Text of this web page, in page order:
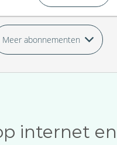
Meer abonnementen
internet